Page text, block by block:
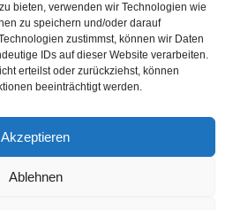
bieten, verwenden wir Technologien wie
zu speichern und/oder darauf
zustimmst, können wir Daten
IDs auf dieser Website verarbeiten.
erteilst oder zurückziehst, können
beeinträchtigt werden.
Akzeptieren
Ablehnen
3002
2067
567